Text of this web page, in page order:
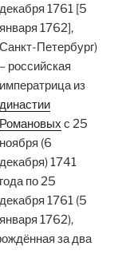
декабря 1761 [5
января 1762],
Санкт-Петербург)
– российская
императрица из
династии
Романовых с 25
ноября (6
декабря) 1741
года по 25
декабря 1761 (5
января 1762),
за два